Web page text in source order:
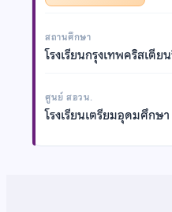
สถานศึกษา
โรงเรียนกรุงเทพคริสเตีย
ศูนย์ สอวน.
โรงเรียนเตรียมอุดมศึกษา